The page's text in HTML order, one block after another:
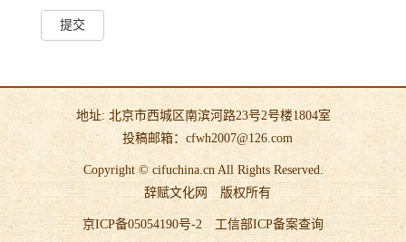
提交
地址: 北京市西城区南滨河路23号2号楼1804室
投稿邮箱：cfwh2007@126.com
Copyright © cifuchina.cn All Rights Reserved.
辞赋文化网
版权所有
京ICP备05054190号-2 工信部ICP备案查询